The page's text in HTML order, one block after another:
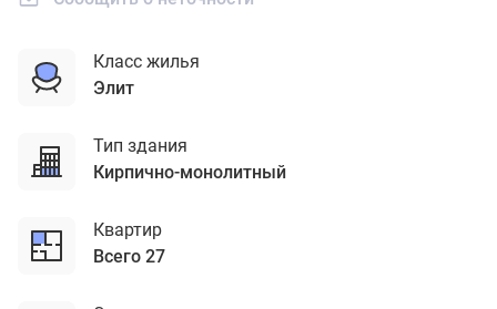
Класс жилья
элит
Тип здания
кирпично-монолитный
Квартир
Всего 27